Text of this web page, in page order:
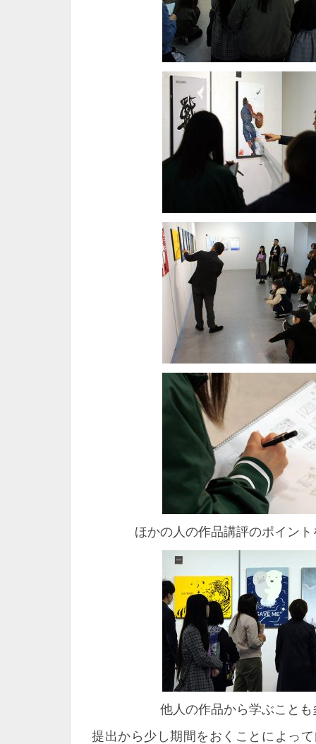
ほかの人の作品講評のポイン
他人の作品から学ぶこと
提出から少し期間をおくことによっ